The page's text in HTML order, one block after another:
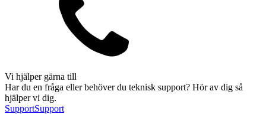
Kombinerade enheter
Industri
Vi hjälper gärna till
Har du en fråga eller behöver du teknisk support? Hör av dig så
hjälper vi dig.
SupportSupport